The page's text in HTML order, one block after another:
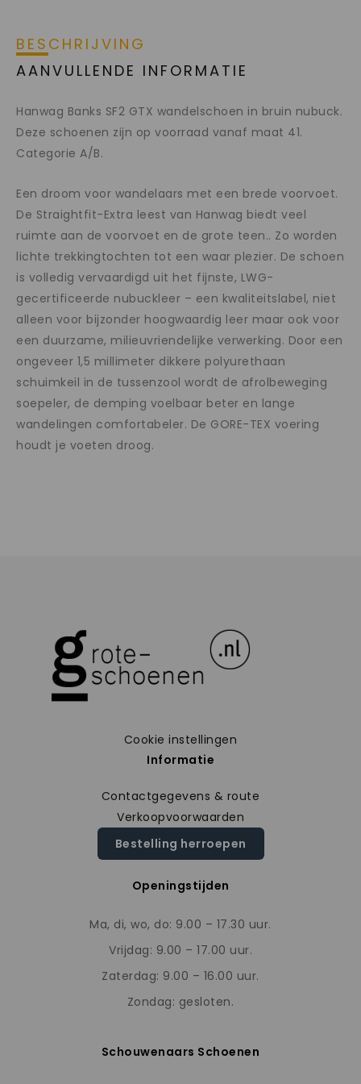
BESCHRIJVING
AANVULLENDE INFORMATIE
Hanwag Banks SF2 GTX wandelschoen in bruin nubuck.
Deze schoenen zijn op voorraad vanaf maat 41.
Categorie A/B.
Een droom voor wandelaars met een brede voorvoet.
De Straightfit-Extra leest van Hanwag biedt veel
ruimte aan de voorvoet en de grote teen.. Zo worden
lichte trekkingtochten tot een waar plezier. De schoen
is volledig vervaardigd uit het fijnste, LWG-
gecertificeerde nubuckleer – een kwaliteitslabel, niet
alleen voor bijzonder hoogwaardig leer maar ook voor
een duurzame, milieuvriendelijke verwerking. Door een
ongeveer 1,5 millimeter dikkere polyurethaan
schuimkeil in de tussenzool wordt de afrolbeweging
soepeler, de demping voelbaar beter en lange
wandelingen comfortabeler. De GORE-TEX voering
houdt je voeten droog.
Cookie instellingen
Informatie
Contactgegevens & route
Verkoopvoorwaarden
Bestelling herroepen
Openingstijden
Ma, di, wo, do: 9.00 – 17.30 uur.
Vrijdag: 9.00 – 17.00 uur.
Zaterdag: 9.00 – 16.00 uur.
Zondag: gesloten.
Schouwenaars Schoenen